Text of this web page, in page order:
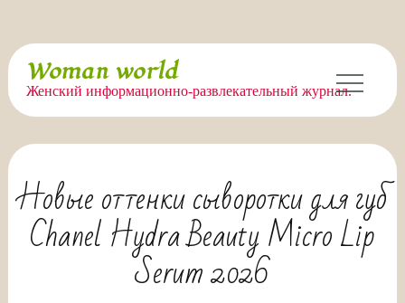
Перейти
содержимому
Woman world
Женский информационно-развлекательный журнал.
Новые оттенки сыворотки для губ
Chanel Hydra Beauty Micro Lip
Serum 2026